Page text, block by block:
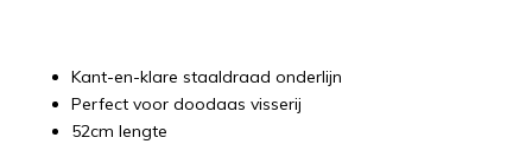
Kant-en-klare staaldraad onderlijn
Perfect voor doodaas visserij
52cm lengte